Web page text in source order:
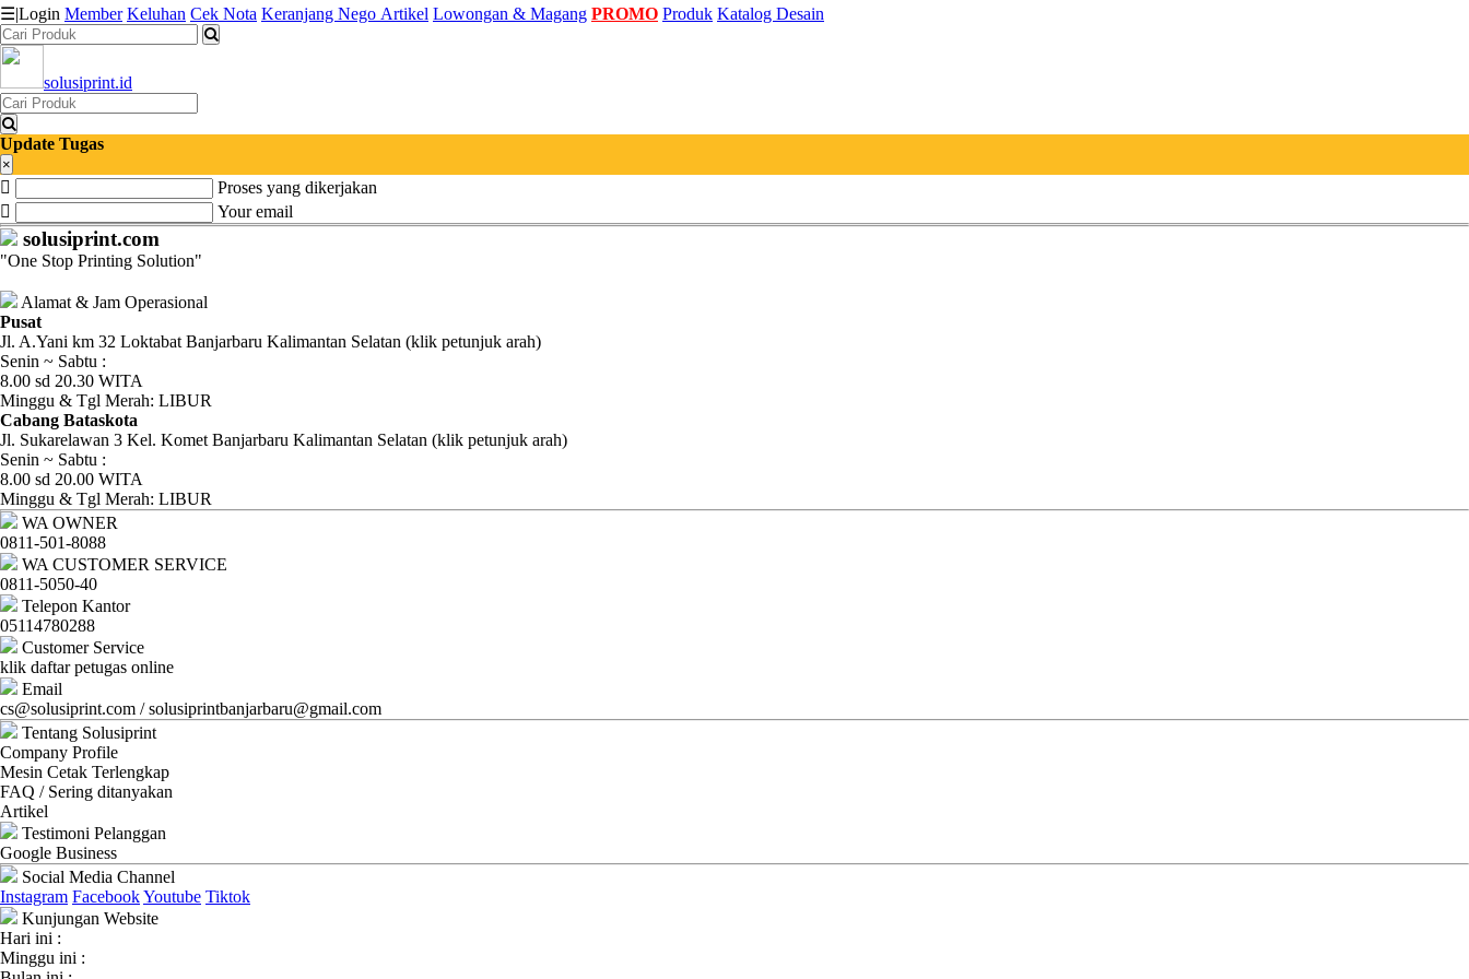
Katalog
Produk
Petugas
Riwayat
Transaksi
Tagihan
Berjalan
Pembayaran
Pendapatan
Fee
Ganti
Password
Logout
☰|Login Member Keluhan Cek Nota Keranjang Nego Artikel Lowongan & Magang PROMO Produk Katalog Desain
solusiprint.id
Update Tugas
×
Proses yang dikerjakan
Your email
solusiprint.com
"One Stop Printing Solution"
Alamat & Jam Operasional
Pusat
Jl. A.Yani km 32 Loktabat Banjarbaru Kalimantan Selatan (klik petunjuk arah)
Senin ~ Sabtu :
8.00 sd 20.30 WITA
Minggu & Tgl Merah: LIBUR
Cabang Bataskota
Jl. Sukarelawan 3 Kel. Komet Banjarbaru Kalimantan Selatan (klik petunjuk arah)
Senin ~ Sabtu :
8.00 sd 20.00 WITA
Minggu & Tgl Merah: LIBUR
WA OWNER
0811-501-8088
WA CUSTOMER SERVICE
0811-5050-40
Telepon Kantor
05114780288
Customer Service
klik daftar petugas online
Email
cs@solusiprint.com / solusiprintbanjarbaru@gmail.com
Tentang Solusiprint
Company Profile
Mesin Cetak Terlengkap
FAQ / Sering ditanyakan
Artikel
Testimoni Pelanggan
Google Business
Social Media Channel
Instagram FacebookYoutube Tiktok
Kunjungan Website
Hari ini :
Minggu ini :